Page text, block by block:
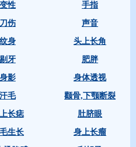
变性 手指
刀伤 声音
纹身 头上长角
剔牙 肥胖
身影 身体透视
汗毛 颧骨,下颚断裂
长痣 肚脐眼
生长 身上长瘤